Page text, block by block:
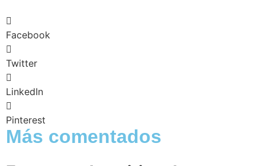
Facebook
Twitter
LinkedIn
Pinterest
Más comentados